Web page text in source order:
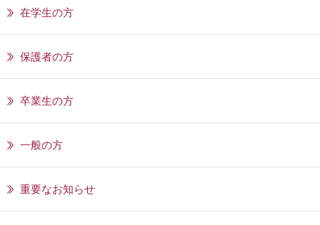
在学生の方
保護者の方
卒業生の方
一般の方
重要なお知らせ